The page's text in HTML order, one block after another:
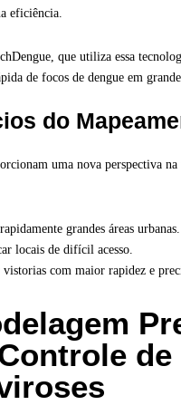
eficiência.
que utiliza essa
de focos de dengue em
do
uma nova perspectiva
grandes áreas urbanas.
locais de difícil acesso.
vistorias com maior rapidez e
de